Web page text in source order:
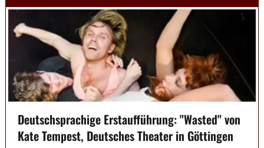
Deutschsprachige Erstaufführung: "Wasted" von
Kate Tempest, Deutsches Theater in Göttingen